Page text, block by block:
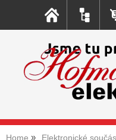
Home Elektronické